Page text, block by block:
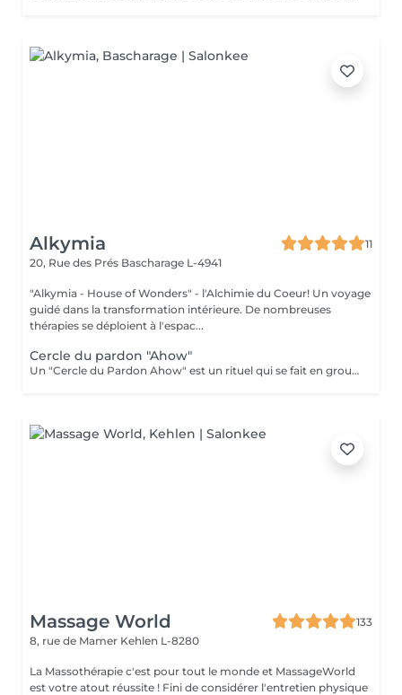
Alkymia
11
20, Rue des Prés Bascharage L-4941
"Alkymia - House of Wonders" - l'Alchimie du Coeur! Un voyage
guidé dans la transformation intérieure. De nombreuses
thérapies se déploient à l'espac...
Cercle du pardon "Ahow"
Un "Cercle du Pardon Ahow" est un rituel qui se fait en groupe, d'une durée de 3 à 4 hrs ou plus, cela dépend du nombre des participants. Ce Rituel a pour objectif de se débarrasser d'une culpabilité, d'une offense, d'une dette, etc. Le pardon est un processus mental qui vise à éliminer tout ressentiment, colère, rancune ou autre sentiment négatif à l'égard d'une personne en particulier, de vous-même, d'une situation... Étymologiquement, le mot « pardon » vient du latin « perdonare » qui signifie l'action de pardonner, c'est-à-dire d'accepter ou de s'excuser ; pour réparer quelque chose de mal. L'expression AHOW est une belle salutation originaire des tribus autochtones d'Amérique du Nord. AHOW est un mot largement utilisé par les frères du chamanisme. Quand vous dites Ahow, vous contemplez, c'est une manière de vouloir dire "qu'il en soit ainsi", "amen", "je te sens", "je t'honore", "je te respecte", je te "pardonne" ou c'est-à-dire que vous contemplez l'autre "Être". AHOW est une expression de notre meilleure gratitude. Dans la vision du chamanisme, lorsque vous dites AHOW vous agissez comme tout être devrait agir, avec votre âme, avec votre Soi intérieur, votre essence, vous contemplez l'autre. Depuis le début, les autochtones savaient déjà expérimenter et exprimer leur force intérieure par le don du Pardon. Dans ce rituel nous entrerons en contact avec les couches les plus intimes de notre conscient et de notre subconscient, pour reprogrammer les croyances limitantes et les blocages qui nous empêchent de pardonner et d'être pardonnés. Trois leçons seront tirées de ce travail : le pardon de soi, le pardon et l'être pardonné. C'est en se pardonnant à nous-mêmes que nous apprenons le véritable sens du pardon aux autres. Et en nous pardonnant à nous-mêmes et à nos frères, nous permettons aux vibrations de l'amour d'entrer dans notre Être, pour que nous puissions aussi recevoir et comprendre le pardon, qu'il soit celui d'un frère, ou encore le pardon divin.
Massage World
133
8, rue de Mamer Kehlen L-8280
La Massothérapie c'est pour tout le monde et MassageWorld
est votre atout réussite ! Fini de considérer l'entretien physique